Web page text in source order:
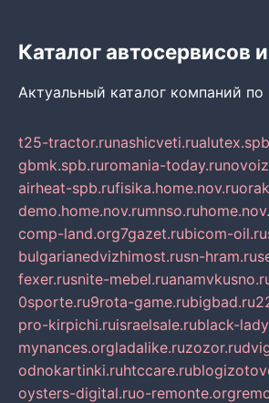
Каталог автосервисов
Актуальный каталог компаний по
t25-tractor.runashicveti.ru
gbmk.spb.ruromania-today.ru
airheat-spb.rufisika.home.nov.ru
demo.home.nov.rumnso.ru
comp-land.org7gazet.rubicom-oil.ru
bulgarianedvizhimost.rusn-hram.ru
fexer.rusnite-mebel.ru
0sporte.ru9rota-game.rubigbad.ru
pro-kirpichi.ruisraelsale.rublack-
mynances.orgladalike.ruzozor.ru
odnokartinki.ruhtccare.ru
oysters-digital.ruo-remonte.org